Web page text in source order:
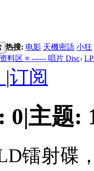
热搜: 电影 天機密語 小狂
料区 ≡ ------ 唱片 Disc›
|订阅
0|主题:
镭射碟